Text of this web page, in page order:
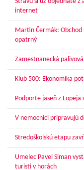
internet
Martin Čermák:
opatrný
Zamestnanecká palivová
Klub 500: Ekonomika
Podporte jaseň z
V nemocnici pripravujú
Stredoškolskú etapu
Umelec Pavel Siman
turisti v horách